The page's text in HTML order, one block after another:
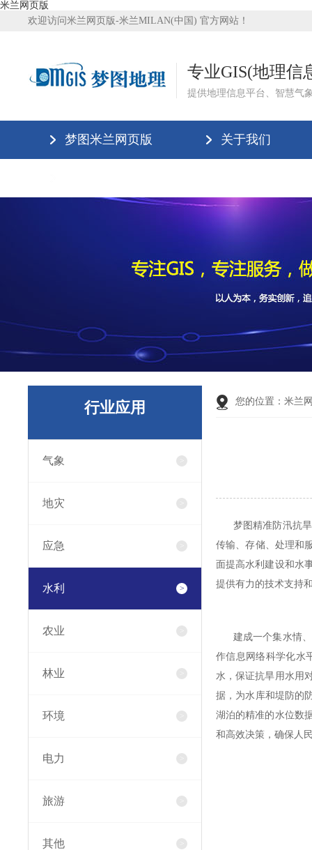
米兰网页版
欢迎访问米兰网页版-米兰MILAN(中国) 官方网站！
专业GIS(地理信
提供地理信息平台、智慧气
梦图米兰网页版 关于我们
行业应用
气象
地灾
应急
水利
农业
林业
环境
电力
旅游
其他
您的位置： 米兰
梦图精准防汛抗旱
传输、存储、处理和
面提高水利建设和水
提供有力的技术支持
建成一个集水情、
作信息网络科学化水
水，保证抗旱用水用
据，为水库和堤防的
湖泊的精准的水位数
和高效决策，确保人